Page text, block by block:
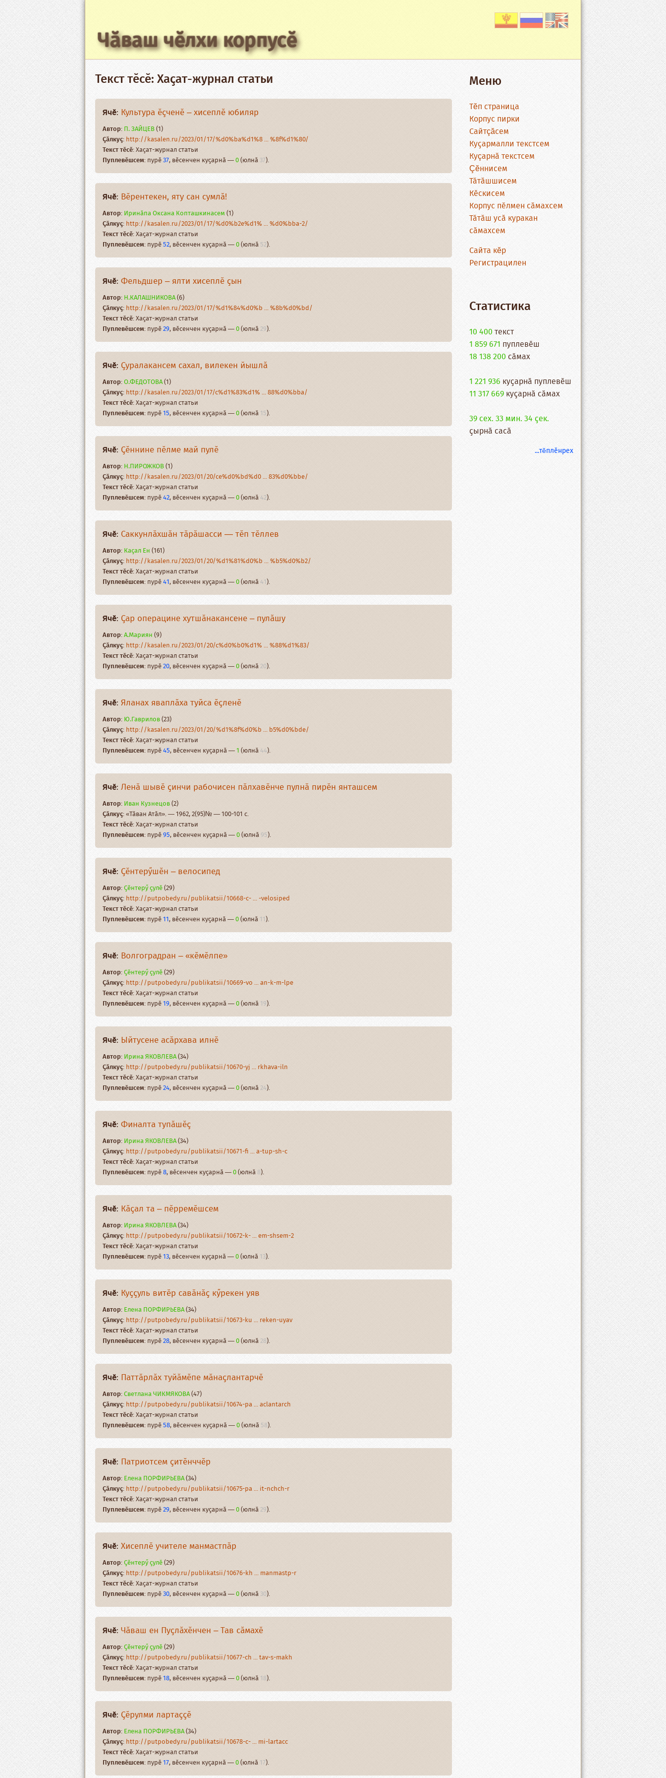
Чӑваш чӗлхи корпусӗ
Текст тӗсӗ: Хаҫат-журнал статьи
Ячӗ: Культура ӗҫченӗ – хисеплӗ юбиляр
Автор:П. ЗАЙЦЕВ(1)
Ҫӑлкуҫ:http://kasalen.ru/2023/01/17/%d0%ba%d1%8 ... %8f%d1%80/
Текст тӗсӗ: Хаҫат-журнал статьи
Пуплевӗшсем: пурӗ37, вӗсенчен куҫарнӑ —0(юлнӑ37).
Ячӗ: Вӗрентекен, яту сан сумлӑ!
Автор:Иринӑпа Оксана Копташкинасем(1)
Ҫӑлкуҫ:http://kasalen.ru/2023/01/17/%d0%b2e%d1% ... %d0%bba-2/
Текст тӗсӗ: Хаҫат-журнал статьи
Пуплевӗшсем: пурӗ52, вӗсенчен куҫарнӑ —0(юлнӑ52).
Ячӗ: Фельдшер – ялти хисеплӗ ҫын
Автор:Н.КАЛАШНИКОВА(6)
Ҫӑлкуҫ:http://kasalen.ru/2023/01/17/%d1%84%d0%b ... %8b%d0%bd/
Текст тӗсӗ: Хаҫат-журнал статьи
Пуплевӗшсем: пурӗ29, вӗсенчен куҫарнӑ —0(юлнӑ29).
Ячӗ: Ҫуралакансем сахал, вилекен йышлӑ
Автор:О.ФЕДОТОВА(1)
Ҫӑлкуҫ:http://kasalen.ru/2023/01/17/c%d1%83%d1% ... 88%d0%bba/
Текст тӗсӗ: Хаҫат-журнал статьи
Пуплевӗшсем: пурӗ15, вӗсенчен куҫарнӑ —0(юлнӑ15).
Ячӗ: Ҫӗннине пӗлме май пулӗ
Автор:Н.ПИРОЖКОВ(1)
Ҫӑлкуҫ:http://kasalen.ru/2023/01/20/ce%d0%bd%d0 ... 83%d0%bbe/
Текст тӗсӗ: Хаҫат-журнал статьи
Пуплевӗшсем: пурӗ42, вӗсенчен куҫарнӑ —0(юлнӑ42).
Ячӗ: Саккунлӑхшӑн тӑрӑшасси — тӗп тӗллев
Автор:Каҫал Ен(161)
Ҫӑлкуҫ:http://kasalen.ru/2023/01/20/%d1%81%d0%b ... %b5%d0%b2/
Текст тӗсӗ: Хаҫат-журнал статьи
Пуплевӗшсем: пурӗ41, вӗсенчен куҫарнӑ —0(юлнӑ41).
Ячӗ: Ҫар операцине хутшӑнакансене – пулӑшу
Автор:А.Мариян(9)
Ҫӑлкуҫ:http://kasalen.ru/2023/01/20/c%d0%b0%d1% ... %88%d1%83/
Текст тӗсӗ: Хаҫат-журнал статьи
Пуплевӗшсем: пурӗ20, вӗсенчен куҫарнӑ —0(юлнӑ20).
Ячӗ: Яланах яваплӑха туйса ӗҫленӗ
Автор:Ю.Гаврилов(23)
Ҫӑлкуҫ:http://kasalen.ru/2023/01/20/%d1%8f%d0%b ... b5%d0%bde/
Текст тӗсӗ: Хаҫат-журнал статьи
Пуплевӗшсем: пурӗ45, вӗсенчен куҫарнӑ —1(юлнӑ44).
Ячӗ: Ленӑ шывӗ ҫинчи рабочисен пӑлхавӗнче пулнӑ пирӗн янташсем
Автор:Иван Кузнецов(2)
Ҫӑлкуҫ: «Тӑван Атӑл». — 1962, 2(95)№ — 100-101 с.
Текст тӗсӗ: Хаҫат-журнал статьи
Пуплевӗшсем: пурӗ95, вӗсенчен куҫарнӑ —0(юлнӑ95).
Ячӗ: Ҫӗнтерӳшӗн – велосипед
Автор:Ҫӗнтерӳ ҫулӗ(29)
Ҫӑлкуҫ:http://putpobedy.ru/publikatsii/10668-c- ... -velosiped
Текст тӗсӗ: Хаҫат-журнал статьи
Пуплевӗшсем: пурӗ11, вӗсенчен куҫарнӑ —0(юлнӑ11).
Ячӗ: Волгоградран – «кӗмӗлпе»
Автор:Ҫӗнтерӳ ҫулӗ(29)
Ҫӑлкуҫ:http://putpobedy.ru/publikatsii/10669-vo ... an-k-m-lpe
Текст тӗсӗ: Хаҫат-журнал статьи
Пуплевӗшсем: пурӗ19, вӗсенчен куҫарнӑ —0(юлнӑ19).
Ячӗ: Ыйтусене асӑрхава илнӗ
Автор:Ирина ЯКОВЛЕВА(34)
Ҫӑлкуҫ:http://putpobedy.ru/publikatsii/10670-yj ... rkhava-iln
Текст тӗсӗ: Хаҫат-журнал статьи
Пуплевӗшсем: пурӗ24, вӗсенчен куҫарнӑ —0(юлнӑ24).
Ячӗ: Финалта тупӑшӗҫ
Автор:Ирина ЯКОВЛЕВА(34)
Ҫӑлкуҫ:http://putpobedy.ru/publikatsii/10671-fi ... a-tup-sh-c
Текст тӗсӗ: Хаҫат-журнал статьи
Пуплевӗшсем: пурӗ8, вӗсенчен куҫарнӑ —0(юлнӑ8).
Ячӗ: Кӑҫал та – пӗрремӗшсем
Автор:Ирина ЯКОВЛЕВА(34)
Ҫӑлкуҫ:http://putpobedy.ru/publikatsii/10672-k- ... em-shsem-2
Текст тӗсӗ: Хаҫат-журнал статьи
Пуплевӗшсем: пурӗ13, вӗсенчен куҫарнӑ —0(юлнӑ13).
Ячӗ: Куҫҫуль витӗр савӑнӑҫ кӳрекен уяв
Автор:Елена ПОРФИРЬЕВА(34)
Ҫӑлкуҫ:http://putpobedy.ru/publikatsii/10673-ku ... reken-uyav
Текст тӗсӗ: Хаҫат-журнал статьи
Пуплевӗшсем: пурӗ28, вӗсенчен куҫарнӑ —0(юлнӑ28).
Ячӗ: Паттӑрлӑх туйӑмӗпе мӑнаҫлантарчӗ
Автор:Светлана ЧИКМЯКОВА(47)
Ҫӑлкуҫ:http://putpobedy.ru/publikatsii/10674-pa ... aclantarch
Текст тӗсӗ: Хаҫат-журнал статьи
Пуплевӗшсем: пурӗ58, вӗсенчен куҫарнӑ —0(юлнӑ58).
Ячӗ: Патриотсем ҫитӗнччӗр
Автор:Елена ПОРФИРЬЕВА(34)
Ҫӑлкуҫ:http://putpobedy.ru/publikatsii/10675-pa ... it-nchch-r
Текст тӗсӗ: Хаҫат-журнал статьи
Пуплевӗшсем: пурӗ29, вӗсенчен куҫарнӑ —0(юлнӑ29).
Ячӗ: Хисеплӗ учителе манмастпӑр
Автор:Ҫӗнтерӳ ҫулӗ(29)
Ҫӑлкуҫ:http://putpobedy.ru/publikatsii/10676-kh ... manmastp-r
Текст тӗсӗ: Хаҫат-журнал статьи
Пуплевӗшсем: пурӗ30, вӗсенчен куҫарнӑ —0(юлнӑ30).
Ячӗ: Чӑваш ен Пуҫлӑхӗнчен – Тав сӑмахӗ
Автор:Ҫӗнтерӳ ҫулӗ(29)
Ҫӑлкуҫ:http://putpobedy.ru/publikatsii/10677-ch ... tav-s-makh
Текст тӗсӗ: Хаҫат-журнал статьи
Пуплевӗшсем: пурӗ18, вӗсенчен куҫарнӑ —0(юлнӑ18).
Ячӗ: Ҫӗрулми лартаҫҫӗ
Автор:Елена ПОРФИРЬЕВА(34)
Ҫӑлкуҫ:http://putpobedy.ru/publikatsii/10678-c- ... mi-lartacc
Текст тӗсӗ: Хаҫат-журнал статьи
Пуплевӗшсем: пурӗ17, вӗсенчен куҫарнӑ —0(юлнӑ17).
Меню
Тĕп страница
Корпус пирки
Сайтçăсем
Куҫармалли текстсем
Куçарнӑ текстсем
Çĕннисем
Тӑтӑшшисем
Кӗскисем
Корпус пӗлмен сӑмахсем
Тӑтӑш усӑ куракан
сӑмахсем
Сайта кĕр
Регистрацилен
Статистика
10 400 текст
1 859 671 пуплевӗш
18 138 200 cӑмах
1 221 936 куҫарнӑ пуплевӗш
11 317 669 куҫарнӑ сӑмах
39 сех. 33 мин. 34 ҫек.
ҫырнӑ сасӑ
...тĕплӗнрех